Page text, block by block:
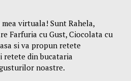
virtuala! Sunt Rahela,
Farfuria cu Gust, Ciocolata cu
si va propun retete
retete din bucataria
noastre.